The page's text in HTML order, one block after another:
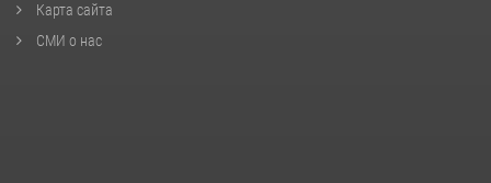
Карта сайта
СМИ о нас